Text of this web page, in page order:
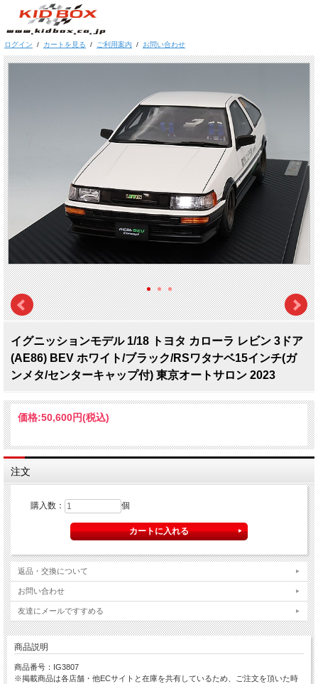
ログイン / カートを見る / ご利用案内 / お問い合わせ
イグニッションモデル 1/18 トヨタ カローラ レビン 3ドア
(AE86) BEV ホワイト/ブラック/RSワタナベ15インチ(ガ
ンメタ/センターキャップ付) 東京オートサロン 2023
価格:50,600円(税込)
注文
購入数： 個
返品・交換について
お問い合わせ
友達にメールですすめる
商品説明
商品番号：IG3807
※掲載商品は各店舗・他ECサイトと在庫を共有しているため、ご注文を頂いた時